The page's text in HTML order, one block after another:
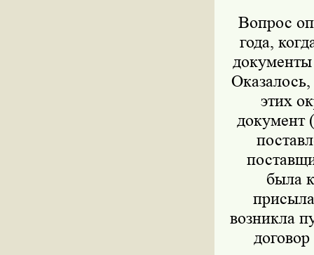
Вопрос
года,
документы
этих
документ
была
возникла